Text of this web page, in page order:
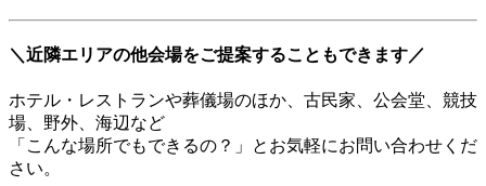
＼近隣エリアの他会場をご提案することもできます／
ホテル・レストランや葬儀場のほか、古民家、公会堂、競技
場、野外、海辺など
「こんな場所でもできるの？」とお気軽にお問い合わせくだ
さい。